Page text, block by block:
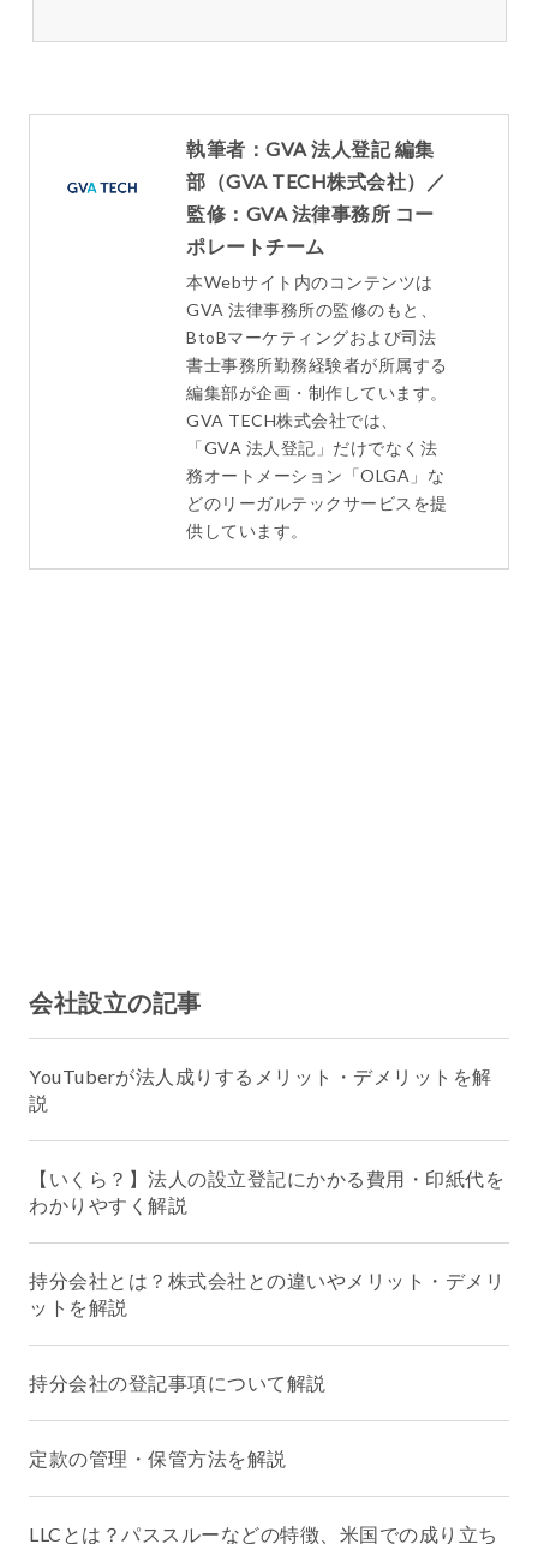
執筆者：GVA 法人登記 編集
部（GVA TECH株式会社）／
監修：GVA 法律事務所 コー
ポレートチーム
本Webサイト内のコンテンツは
GVA 法律事務所の監修のもと、
BtoBマーケティングおよび司法
書士事務所勤務経験者が所属する
編集部が企画・制作しています。
GVA TECH株式会社では、
「GVA 法人登記」だけでなく法
務オートメーション「OLGA」な
どのリーガルテックサービスを提
供しています。
会社設立の記事
YouTuberが法人成りするメリット・デメリットを解
説
【いくら？】法人の設立登記にかかる費用・印紙代を
わかりやすく解説
持分会社とは？株式会社との違いやメリット・デメリ
ットを解説
持分会社の登記事項について解説
定款の管理・保管方法を解説
LLCとは？パススルーなどの特徴、米国での成り立ち